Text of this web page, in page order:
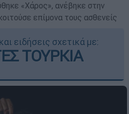
«Χάρος», ανέβηκε στην
επίμονα τους ασθενείς
ειδήσεις σχετικά με:
ΤΟΥΡΚΙΑ